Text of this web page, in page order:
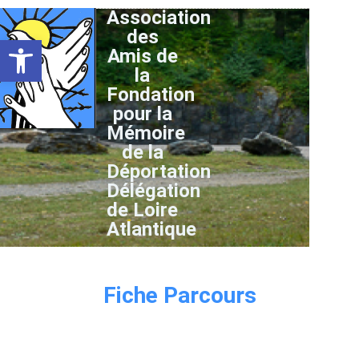
Ouvrir la barre d’outils
Association
des
Amis de
la
Fondation
pour la
Mémoire
de la
Déportation
Délégation
de Loire
Atlantique
Fiche Parcours